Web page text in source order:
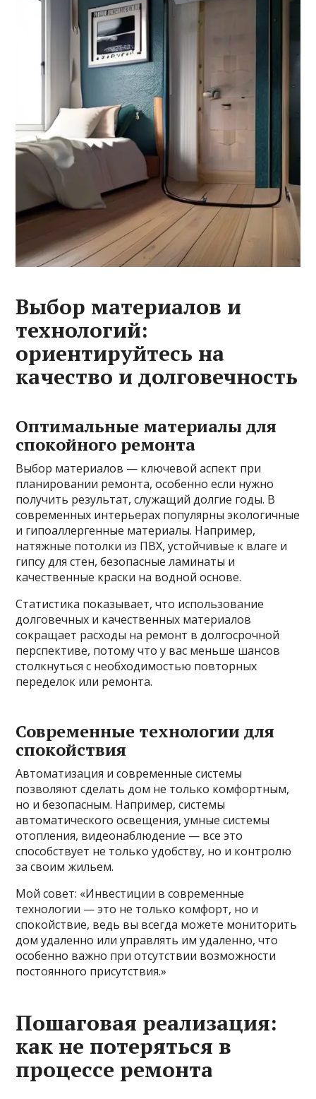
Выбор материалов и
технологий:
ориентируйтесь на
качество и долговечность
Оптимальные материалы для
спокойного ремонта
Выбор материалов — ключевой аспект при
планировании ремонта, особенно если нужно
получить результат, служащий долгие годы. В
современных интерьерах популярны экологичные
и гипоаллергенные материалы. Например,
натяжные потолки из ПВХ, устойчивые к влаге и
гипсу для стен, безопасные ламинаты и
качественные краски на водной основе.
Статистика показывает, что использование
долговечных и качественных материалов
сокращает расходы на ремонт в долгосрочной
перспективе, потому что у вас меньше шансов
столкнуться с необходимостью повторных
переделок или ремонта.
Современные технологии для
спокойствия
Автоматизация и современные системы
позволяют сделать дом не только комфортным,
но и безопасным. Например, системы
автоматического освещения, умные системы
отопления, видеонаблюдение — все это
способствует не только удобству, но и контролю
за своим жильем.
Мой совет: «Инвестиции в современные
технологии — это не только комфорт, но и
спокойствие, ведь вы всегда можете мониторить
дом удаленно или управлять им удаленно, что
особенно важно при отсутствии возможности
постоянного присутствия.»
Пошаговая реализация:
как не потеряться в
процессе ремонта